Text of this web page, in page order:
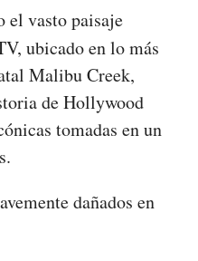
el vasto paisaje
ubicado en lo más
Malibu Creek,
de Hollywood
tomadas en un
dañados en